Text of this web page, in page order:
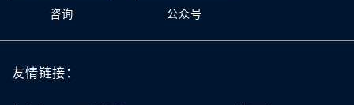
咨询 公众号
友情链接：